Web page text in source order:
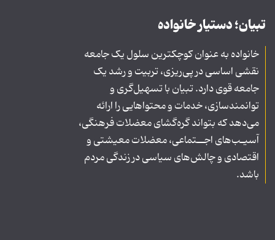
تبیان؛ دستیار خانواده
خانواده به عنوان کوچکترین سلول یک جامعه
نقشی اساسی در پی‌ریزی، تربیت و رشد یک
جامعه قوی دارد. تبیان با تسهیل‌گری و
توانمندسازی، خدمات و محتواهایی را ارائه
می‌دهد که بتواند گره‌گشای معضلات فرهنگی،
آسیـب‌های اجــتماعی، معضلات معیشتی و
اقتصادی و چالش‌های سیاسی در زندگی مردم
باشد.